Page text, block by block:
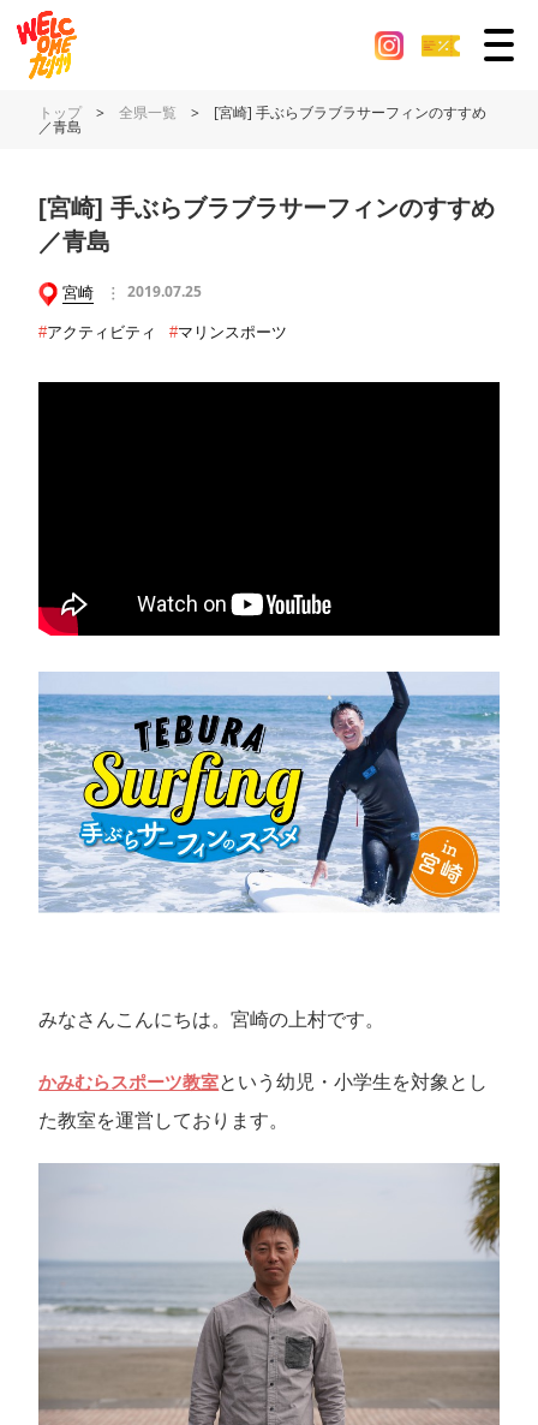
トップ >全県一覧 > [宮崎] 手ぶらブラブラサーフィンのすすめ
／青島
[宮崎] 手ぶらブラブラサーフィンのすすめ
／青島
宮崎 2019.07.25
#アクティビティ #マリンスポーツ
みなさんこんにちは。宮崎の上村です。
かみむらスポーツ教室という幼児・小学生を対象とし
た教室を運営しております。